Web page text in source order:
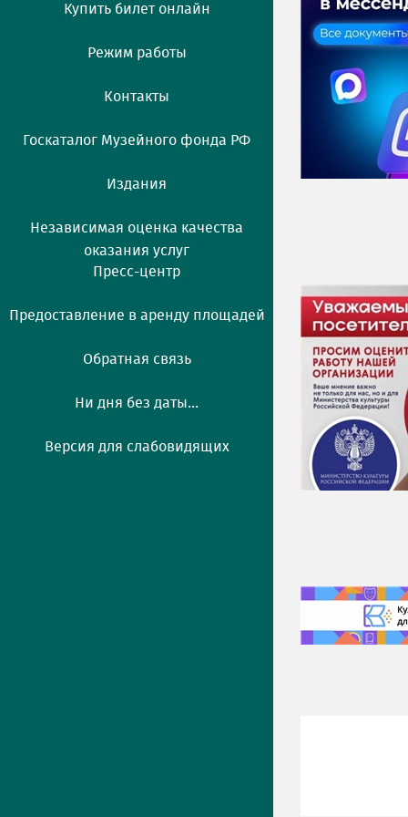
Купить билет онлайн
Режим работы
Контакты
Госкаталог Музейного фонда РФ
Издания
Независимая оценка качества
оказания услуг
Пресс-центр
Предоставление в аренду площадей
Обратная связь
Ни дня без даты...
Версия для слабовидящих